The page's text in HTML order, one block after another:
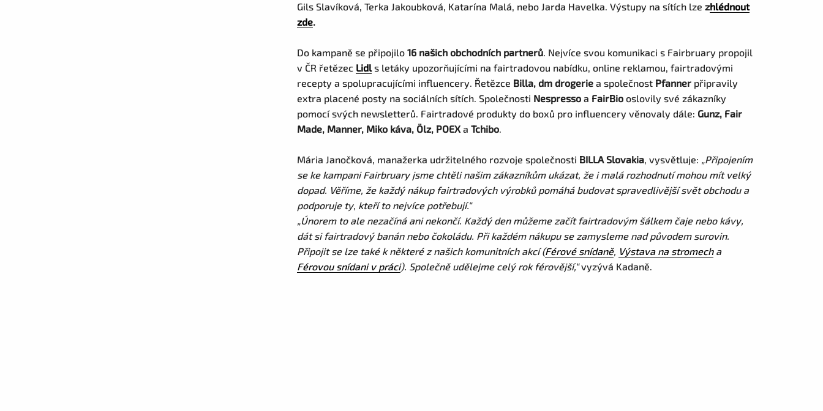
Gils Slavíková, Terka Jakoubková, Katarína Malá, nebo Jarda Havelka. Výstupy na sítích lzezhlédnout
zde.
Do kampaně se připojilo16 našich obchodních partnerů. Nejvíce svou komunikaci s Fairbruary propojil
v ČR řetězec Lidls letáky upozorňujícími na fairtradovou nabídku, online reklamou, fairtradovými
recepty a spolupracujícími influencery. Řetězce Billa, dm drogerie a společnost Pfanner připravily
extra placené posty na sociálních sítích. Společnosti Nespresso a FairBio oslovily své zákazníky
pomocí svých newsletterů. Fairtradové produkty do boxů pro influencery věnovaly dále: Gunz, Fair
Made, Manner, Miko káva, Ölz, POEXaTchibo.
Mária Janočková, manažerka udržitelného rozvoje společnosti BILLA Slovakia, vysvětluje: „Připojením
se ke kampani Fairbruary jsme chtěli našim zákazníkům ukázat, že i malá rozhodnutí mohou mít velký
dopad. Věříme, že každý nákup fairtradových výrobků pomáhá budovat spravedlivější svět obchodu a
podporuje ty, kteří to nejvíce potřebují.“
„Únorem to ale nezačíná ani nekončí. Každý den můžeme začít fairtradovým šálkem čaje nebo kávy,
dát si fairtradový banán nebo čokoládu. Při každém nákupu se zamysleme nad původem surovin.
Připojit se lze také k některé z našich komunitních akcí (Férové snídaně, Výstava na stromecha
Férovou snídani v práci). Společně udělejme celý rok férovější,“vyzývá Kadaně.